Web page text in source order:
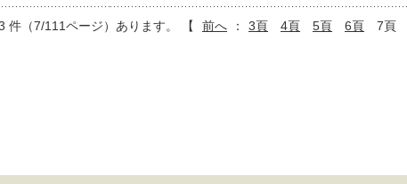
件（7/111ページ）あります。 【 前へ ： 3頁 4頁 5頁 6頁 7頁